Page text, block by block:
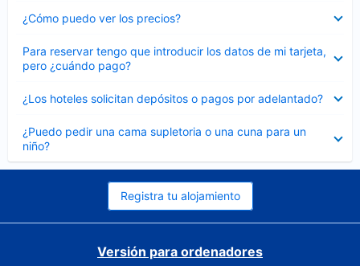
¿Cómo puedo ver los precios?
cerrado
Para reservar tengo que introducir los datos de mi tarjeta,
pero ¿cuándo pago?
cerrado
¿Los hoteles solicitan depósitos o pagos por adelantado?
cerrado
¿Puedo pedir una cama supletoria o una cuna para un
niño?
cerrado
Registra tu alojamiento
Versión para ordenadores